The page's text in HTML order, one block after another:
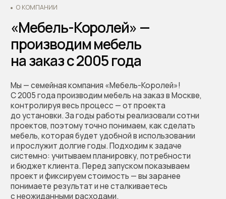
Наши специалисты проконсультируют Вас по всем
составить дизайн-проект и подобрать все
необходимые материалы для будущей кухни.
Основатели - Всеволод и Татьяна Король